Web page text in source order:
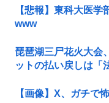
【悲報】東科大医
www
琵琶湖三尸花火大会
ットの払い戻しは「
【画像】X、ガチで